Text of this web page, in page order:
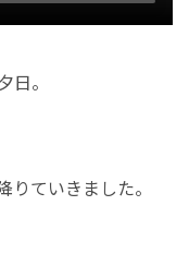
日。
ていきました。